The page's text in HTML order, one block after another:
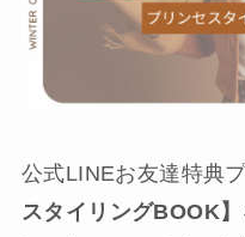
公式LINEお友達特典
スタイリングBOOK】